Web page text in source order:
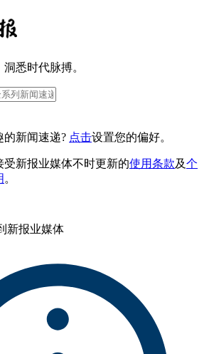
悉时代脉搏。
的新闻速递? 点击设置您的偏好。
受新报业媒体不时更新的使用条款及个
。
新报业媒体